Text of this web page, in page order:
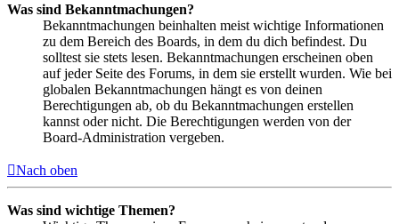
Was sind Bekanntmachungen?
Bekanntmachungen beinhalten meist wichtige Informationen
zu dem Bereich des Boards, in dem du dich befindest. Du
solltest sie stets lesen. Bekanntmachungen erscheinen oben
auf jeder Seite des Forums, in dem sie erstellt wurden. Wie bei
globalen Bekanntmachungen hängt es von deinen
Berechtigungen ab, ob du Bekanntmachungen erstellen
kannst oder nicht. Die Berechtigungen werden von der
Board-Administration vergeben.
Nach oben
Was sind wichtige Themen?